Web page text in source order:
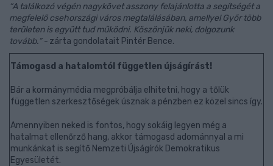
“A találkozó végén nagykövet asszony felajánlotta a segítségét a
megfelelő csehországi város megtalálásában, amellyel Győr több
területen is együtt tud működni. Köszönjük neki, dolgozunk
tovább.” - zárta gondolatait Pintér Bence.
Támogasd a hatalomtól független újságírást!
Bár a kormánymédia megpróbálja elhitetni, hogy a tőlük
független szerkesztőségek úsznak a pénzben ez közel sincs így.
Amennyiben neked is fontos, hogy sokáig legyen még a
hatalmat ellenőrző hang, akkor támogasd adománnyal a mi
munkánkat is segítő Nemzeti Újságírók Demokratikus
Egyesületét.